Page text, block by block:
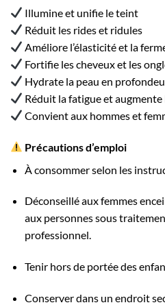
Illumine et unifie le teint
Réduit les rides et ridules
Améliore l’élasticité et la
Fortifie les cheveux et les
Hydrate la peau en
Réduit la fatigue et augmente
Convient aux hommes et
Précautions d’emploi
À consommer selon les
Déconseillé aux femmes
aux personnes sous
professionnel.
Tenir hors de portée des
Conserver dans un endroit